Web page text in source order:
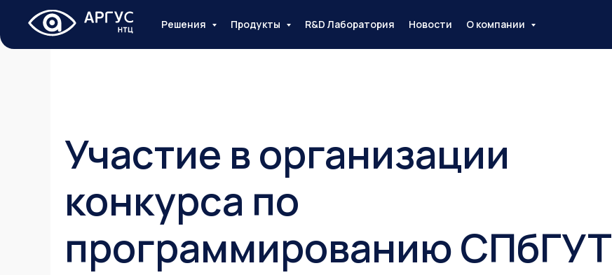
Решения Продукты R&D Лаборатория Новости О компании
Участие в организации
конкурса по
программированию СПбГУТ